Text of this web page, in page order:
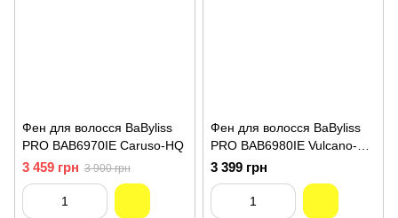
Фен для волосся BaByliss
PRO BAB6970IE Caruso-HQ
3 459 грн 3 900 грн
Фен для волосся BaByliss
PRO BAB6980IE Vulcano-HQ
Ionic
3 399 грн